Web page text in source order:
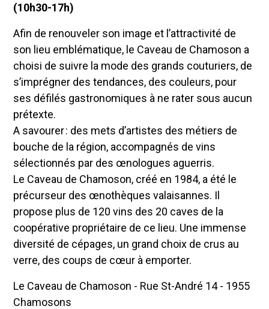
(10h30-17h)
Afin de renouveler son image et l’attractivité de
son lieu emblématique, le Caveau de Chamoson a
choisi de suivre la mode des grands couturiers, de
s’imprégner des tendances, des couleurs, pour
ses défilés gastronomiques à ne rater sous aucun
prétexte.
A savourer : des mets d’artistes des métiers de
bouche de la région, accompagnés de vins
sélectionnés par des œnologues aguerris.
Le Caveau de Chamoson, créé en 1984, a été le
précurseur des œnothèques valaisannes. Il
propose plus de 120 vins des 20 caves de la
coopérative propriétaire de ce lieu. Une immense
diversité de cépages, un grand choix de crus au
verre, des coups de cœur à emporter.
Le Caveau de Chamoson - Rue St-André 14 - 1955
Chamosons